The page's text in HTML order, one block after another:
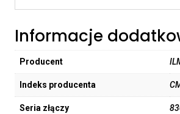
Informacje
Producent
Indeks producenta
Seria złączy